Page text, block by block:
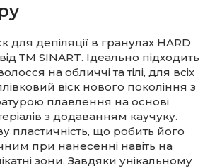
для депіляції в гранулах HARD
ТМ SINART. Ідеально підходить
на обличчі та тілі, для всіх
віск нового покоління з
плавлення на основі
з додаванням каучуку.
пластичність, що робить його
при нанесенні навіть на
зони. Завдяки унікальному